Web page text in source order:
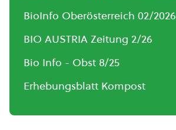
BioInfo Oberösterreich 02/2026
BIO AUSTRIA Zeitung 2/26
Bio Info - Obst 8/25
Erhebungsblatt Kompost